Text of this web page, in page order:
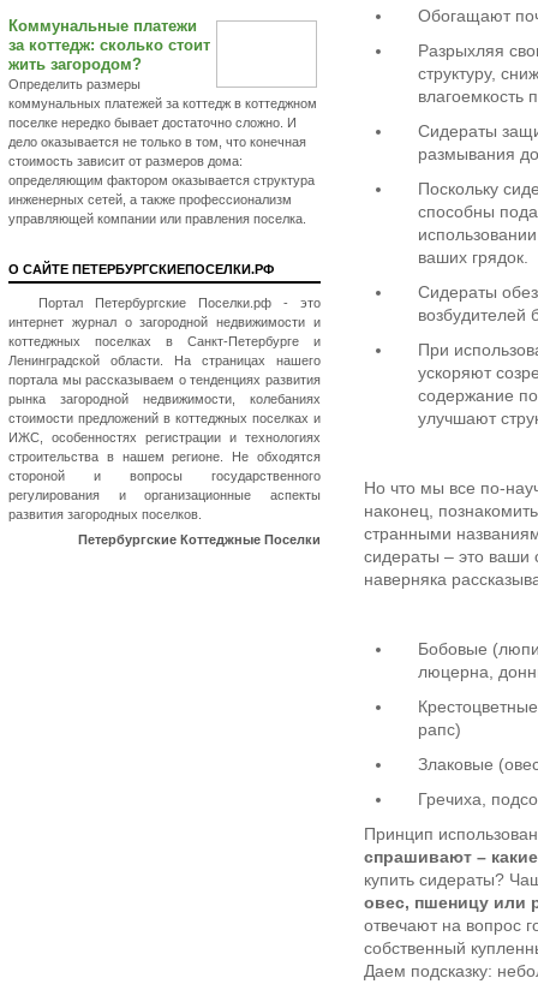
Обогащают
Разрыхляя
структуру,
влагоемкость
Сидераты
размывания
Поскольку
способны
ваших грядок.
Сидераты
возбудителей
При
ускоряют
содержание
улучшают
Но что мы все по-
наконец,
странными
сидераты – это ваши
наверняка
Бобовые
люцерна,
рапс)
Злаковые
Гречиха,
Принцип
спрашивают –
купить сидераты?
овес, пшеницу или
отвечают на вопрос
собственный
Даем подсказку:
Коммунальные платежи
за коттедж: сколько стоит
жить загородом?
Определить размеры
коммунальных платежей за коттедж в коттеджном
поселке нередко бывает достаточно сложно. И
дело оказывается не только в том, что конечная
стоимость зависит от размеров дома:
определяющим фактором оказывается структура
инженерных сетей, а также профессионализм
управляющей компании или правления поселка.
О САЙТЕ ПЕТЕРБУРГСКИЕПОСЕЛКИ.РФ
Портал Петербургские Поселки.рф - это
интернет журнал о загородной недвижимости и
коттеджных поселках в Санкт-Петербурге и
Ленинградской области. На страницах нашего
портала мы рассказываем о тенденциях развития
рынка загородной недвижимости, колебаниях
стоимости предложений в коттеджных поселках и
ИЖС, особенностях регистрации и технологиях
строительства в нашем регионе. Не обходятся
стороной и вопросы государственного
регулирования и организационные аспекты
развития загородных поселков.
Петербургские Коттеджные Поселки